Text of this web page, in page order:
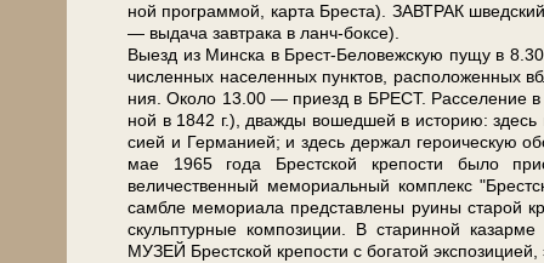
ной про­грам­мой, кар­та Бре­ста). ЗАВ­ТРАК
— выдача зав­тра­ка в ланч-боксе).
Выезд из Мин­ска в Брест-Беловежскую пу­щу в
чис­лен­ных на­се­лен­ных пунк­тов, рас­по­ло­жен­ных
ния. Около 13.00 — приезд в БРЕСТ.
ной в 1842 г.), два­жды во­шед­шей в ис­то­рию:
си­ей и Гер­ма­ни­ей; и здесь дер­жал ге­ро­и­че­скую
мае 1965 го­да Брест­ской кре­по­сти бы­ло
величественный мемориальный ком­плекс
сам­бле ме­мо­ри­а­ла пред­став­ле­ны ру­и­ны ста­рой
скульп­тур­ные ком­по­зи­ции. В ста­рин­ной
МУЗЕЙ Брест­ской кре­по­сти с бо­га­той